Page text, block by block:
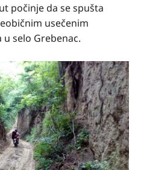
počinje da se spušta
usečenim
selo Grebenac.